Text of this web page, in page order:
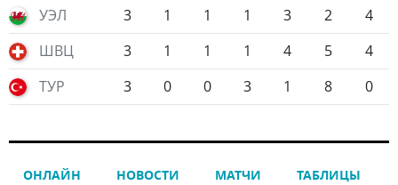
УЭЛ
3 1 1 1 3 2
4
ШВЦ
3 1 1 1 4 5
4
ТУР
3 0 0 3 1 8 0
ОНЛАЙН НОВОСТИ МАТЧИ ТАБЛИЦЫ